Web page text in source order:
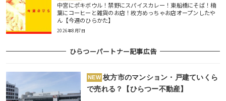
中宮にポキボウル！禁野にスパイスカレー！東船橋にそば！楠
葉にコーヒーと雑貨のお店！枚方めっちゃお店オープンしたや
ん【今週のひらかた】
2026年8月7日
ひらつーパートナー記事広告
NEW 枚方市のマンション・戸建ていくら
で売れる？【ひらつー不動産】